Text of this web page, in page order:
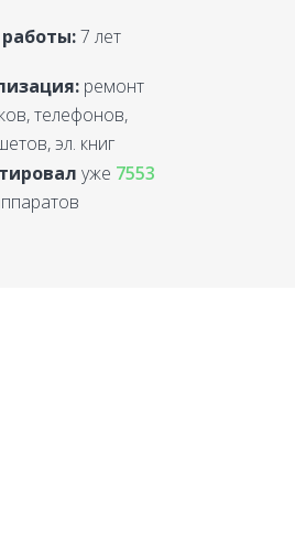
7 лет
ремонт
телефонов,
эл. книг
уже 7553